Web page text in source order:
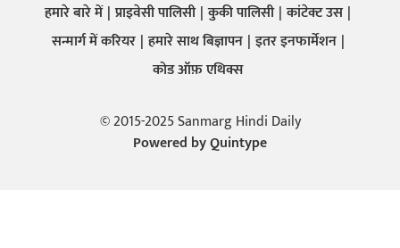
हमारे बारे में प्राइवेसी पालिसी कुकी पालिसी कांटेक्ट उस
सन्मार्ग में करियर हमारे साथ बिज्ञापन इतर इनफार्मेशन
कोड ऑफ़ एथिक्स
© 2015-2025 Sanmarg Hindi Daily
Powered byQuintype